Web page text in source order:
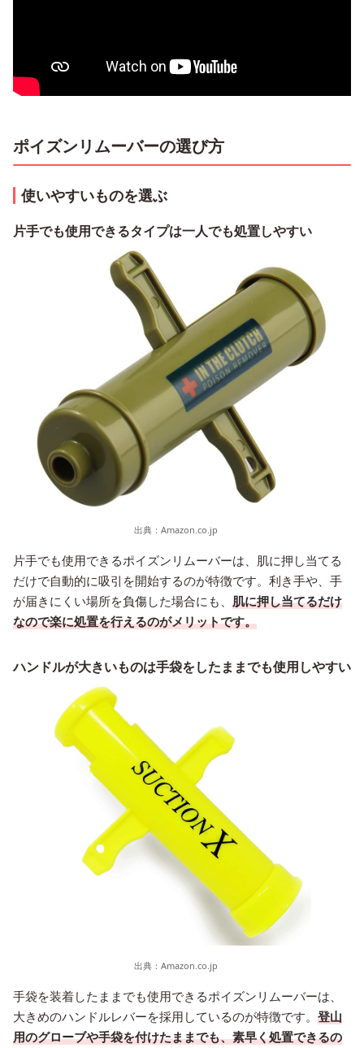
ポイズンリムーバーの選び方
使いやすいものを選ぶ
片手でも使用できるタイプは一人でも処置しやすい
出典： Amazon.co.jp
片手でも使用できるポイズンリムーバーは、肌に押し当てる
だけで自動的に吸引を開始するのが特徴です。利き手や、手
が届きにくい場所を負傷した場合にも、 肌に押し当てるだけ
なので楽に処置を行えるのがメリットです。
ハンドルが大きいものは手袋をしたままでも使用しやすい
出典： Amazon.co.jp
手袋を装着したままでも使用できるポイズンリムーバーは、
大きめのハンドルレバーを採用しているのが特徴です。 登山
用のグローブや手袋を付けたままでも、素早く処置できるの